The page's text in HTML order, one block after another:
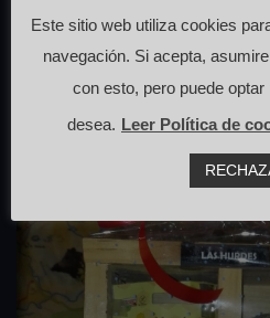
Este sitio web utiliza cookies
navegación. Si acepta,
con esto, pero puede
desea. Leer Política de